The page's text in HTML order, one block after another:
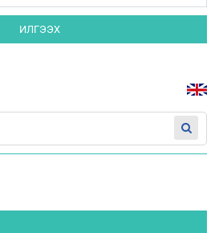
ИЛГЭЭХ